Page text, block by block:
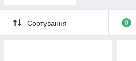
Сортування 0